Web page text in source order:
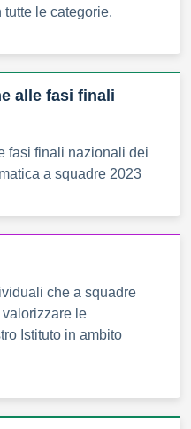
le categorie.
alle fasi finali
fasi finali nazionali dei
a squadre 2023
che a squadre
valorizzare le
Istituto in ambito